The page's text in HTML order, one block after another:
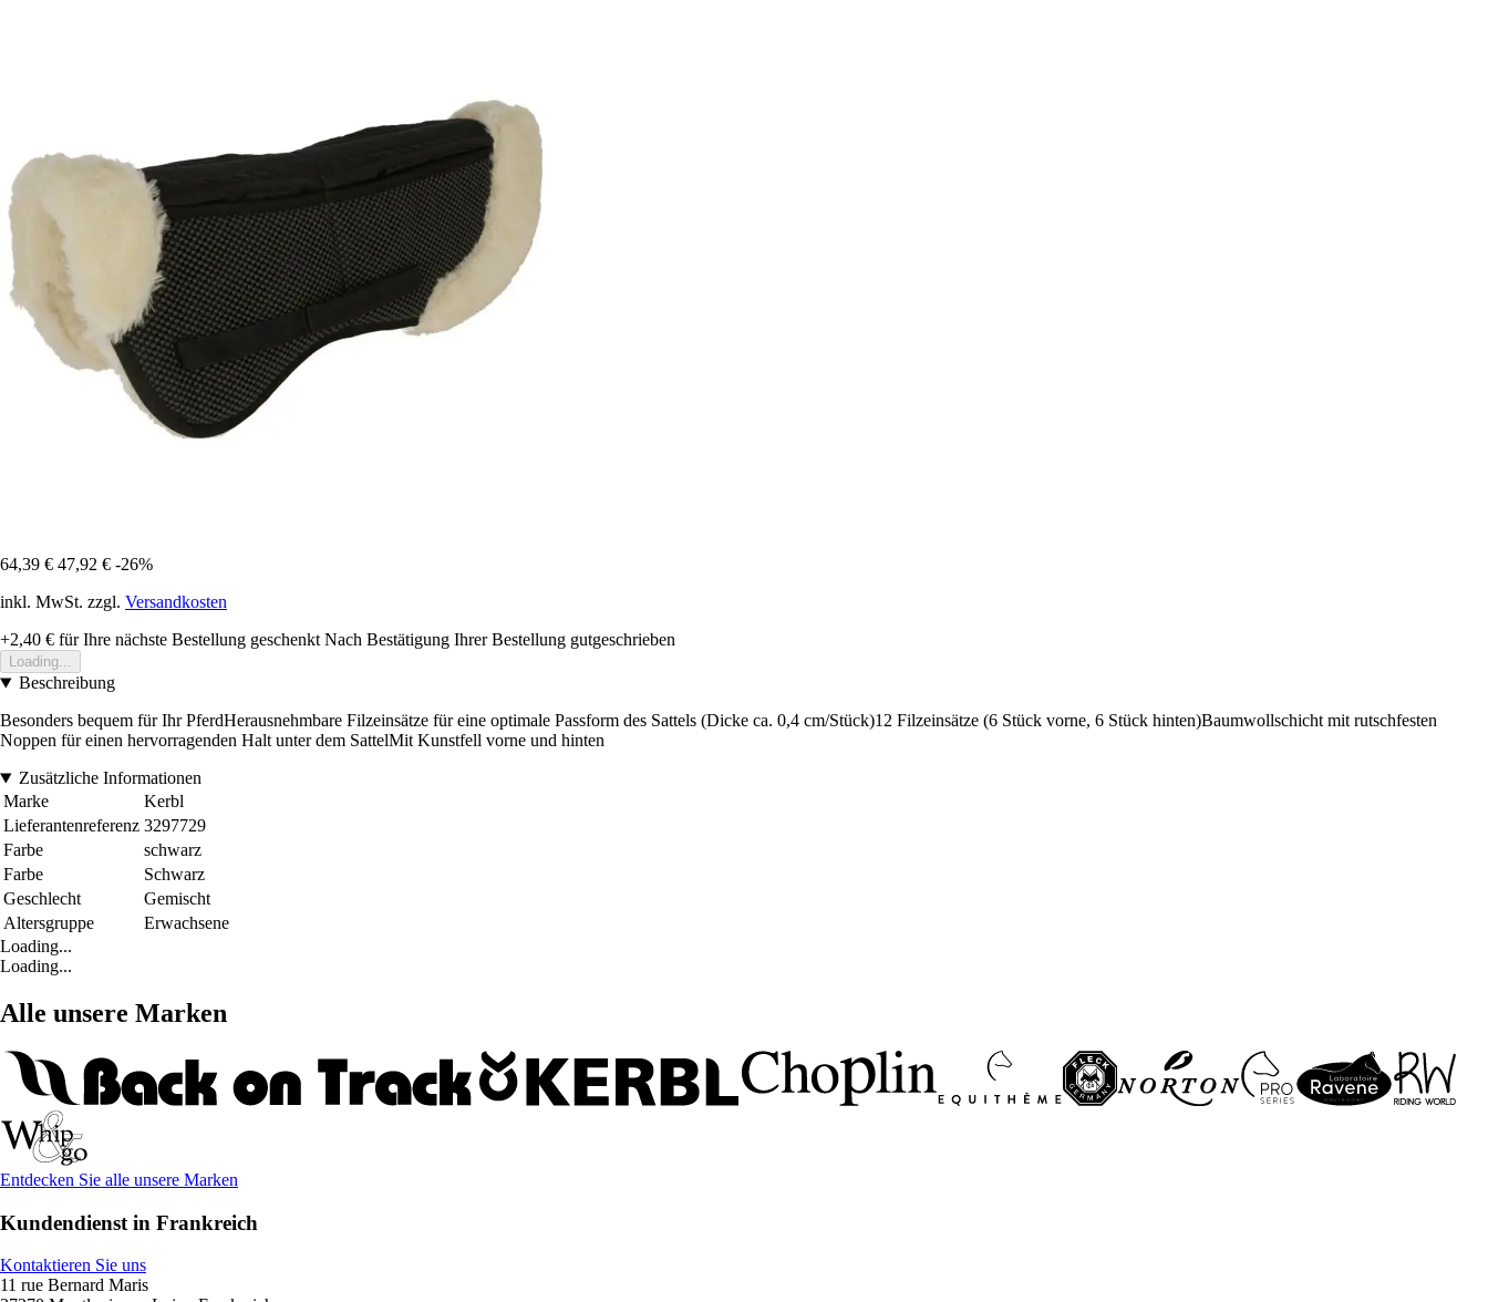
64,39 € 47,92 € -26%
inkl. MwSt. zzgl. Versandkosten
+2,40 € für Ihre nächste Bestellung geschenkt Nach Bestätigung Ihrer Bestellung gutgeschrieben
Loading...
Beschreibung
Besonders bequem für Ihr PferdHerausnehmbare Filzeinsätze für eine optimale Passform des Sattels (Dicke ca. 0,4 cm/Stück)12 Filzeinsätze (6 Stück vorne, 6 Stück hinten)Baumwollschicht mit rutschfesten
Noppen für einen hervorragenden Halt unter dem SattelMit Kunstfell vorne und hinten
Zusätzliche Informationen
Marke
Kerbl
Lieferantenreferenz 3297729
Farbe
schwarz
Farbe
Schwarz
Geschlecht
Gemischt
Altersgruppe
Erwachsene
Loading...
Loading...
Alle unsere Marken
Entdecken Sie alle unsere Marken
Kundendienst in Frankreich
Kontaktieren Sie uns
11 rue Bernard Maris